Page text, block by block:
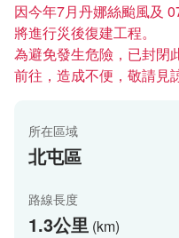
因今年7月丹娜絲颱風及
將進行災後復建工程。
為避免發生危險，已封閉
前往，造成不便，敬請見諒
所在區域
北屯區
路線長度
1.3公里 (km)